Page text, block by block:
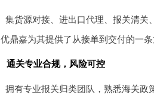
集货源对接、进出口代理、报关清关
优鼎嘉为其提供了从接单到交付的一
通关专业合规，风险可控
拥有专业报关归类团队，熟悉海关政